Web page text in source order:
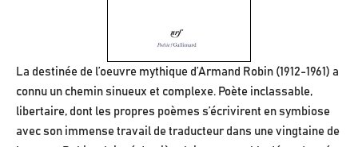
La destinée de l’oeuvre mythique d’Armand Robin (1912-1961) a
connu un chemin sinueux et complexe. Poète inclassable,
libertaire, dont les propres poèmes s’écrivirent en symbiose
avec son immense travail de traducteur dans une vingtaine de